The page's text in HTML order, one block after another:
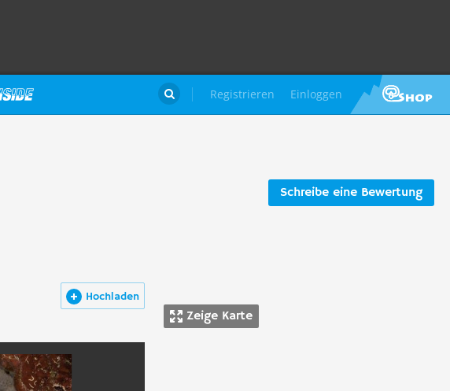
Registrieren Einloggen

Schreibe eine Bewertung
Zeige Karte
Hochladen